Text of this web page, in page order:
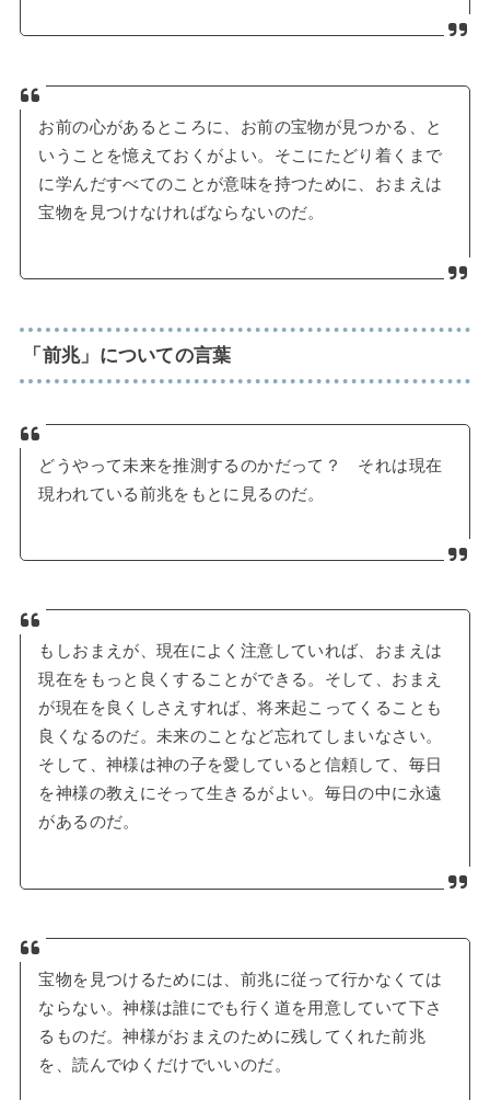
お前の心があるところに、お前の宝物が見つかる、と
いうことを憶えておくがよい。そこにたどり着くまで
に学んだすべてのことが意味を持つために、おまえは
宝物を見つけなければならないのだ。
「前兆」についての言葉
どうやって未来を推測するのかだって？ それは現在
現われている前兆をもとに見るのだ。
もしおまえが、現在によく注意していれば、おまえは
現在をもっと良くすることができる。そして、おまえ
が現在を良くしさえすれば、将来起こってくることも
良くなるのだ。未来のことなど忘れてしまいなさい。
そして、神様は神の子を愛していると信頼して、毎日
を神様の教えにそって生きるがよい。毎日の中に永遠
があるのだ。
宝物を見つけるためには、前兆に従って行かなくては
ならない。神様は誰にでも行く道を用意していて下さ
るものだ。神様がおまえのために残してくれた前兆
を、読んでゆくだけでいいのだ。